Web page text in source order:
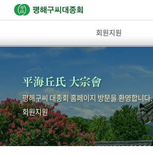
회원지원
平海丘氏 大宗會
평해구씨 대종회 홈페이지 방문을 환영합니다.
회원지원